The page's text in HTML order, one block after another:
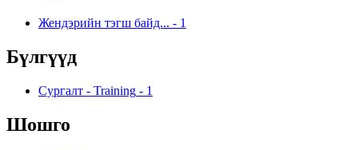
Жендэрийн тэгш байд... - 1
Бүлгүүд
Сургалт - Training - 1
Шошго